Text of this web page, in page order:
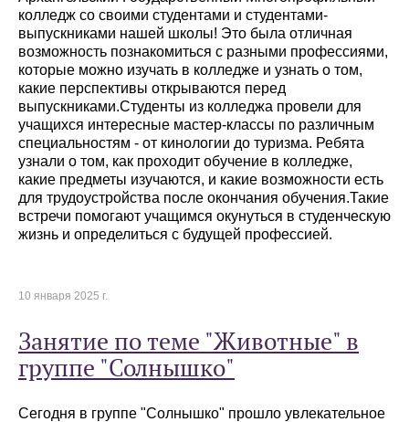
колледж со своими студентами и студентами-
выпускниками нашей школы! Это была отличная
возможность познакомиться с разными профессиями,
которые можно изучать в колледже и узнать о том,
какие перспективы открываются перед
выпускниками.Студенты из колледжа провели для
учащихся интересные мастер-классы по различным
специальностям - от кинологии до туризма. Ребята
узнали о том, как проходит обучение в колледже,
какие предметы изучаются, и какие возможности есть
для трудоустройства после окончания обучения.Такие
встречи помогают учащимся окунуться в студенческую
жизнь и определиться с будущей профессией.
10 января 2025 г.
Занятие по теме "Животные" в
группе "Солнышко"
Сегодня в группе "Солнышко" прошло увлекательное